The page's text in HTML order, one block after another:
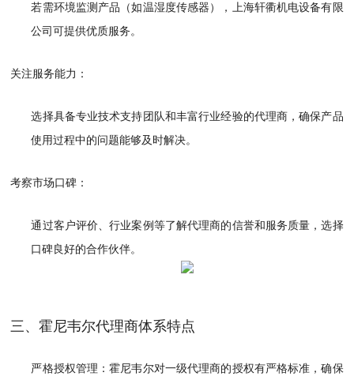
若需环境监测产品（如温湿度传感器），上海轩衢机电设备有限
公司可提供优质服务。
关注服务能力：
选择具备专业技术支持团队和丰富行业经验的代理商，确保产品
使用过程中的问题能够及时解决。
考察市场口碑：
通过客户评价、行业案例等了解代理商的信誉和服务质量，选择
口碑良好的合作伙伴。
三、霍尼韦尔代理商体系特点
严格授权管理：霍尼韦尔对一级代理商的授权有严格标准，确保